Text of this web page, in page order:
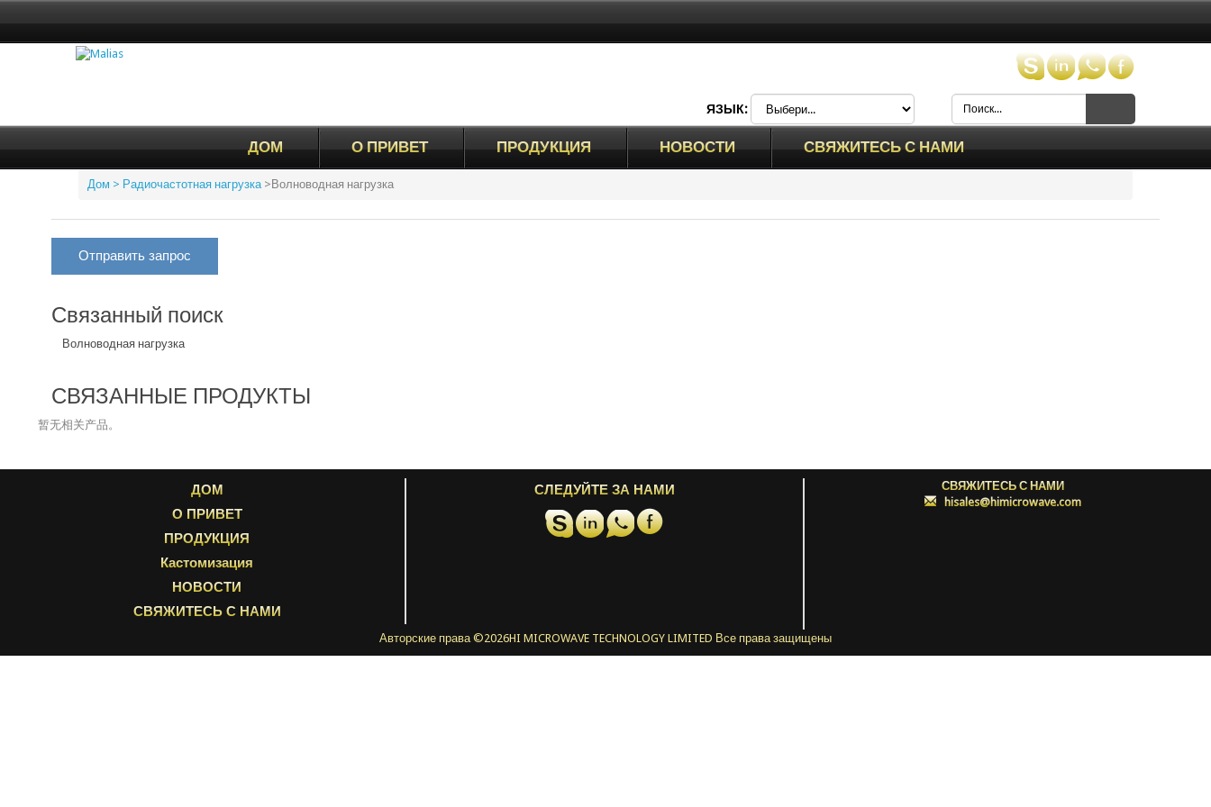
ЯЗЫК:
ДОМ О ПРИВЕТ ПРОДУКЦИЯ НОВОСТИ СВЯЖИТЕСЬ С НАМИ
Дом > Радиочастотная нагрузка > Волноводная нагрузка
Отправить запрос
Связанный поиск
Волноводная нагрузка
СВЯЗАННЫЕ ПРОДУКТЫ
暂无相关产品。
ДОМ
О ПРИВЕТ
ПРОДУКЦИЯ
Кастомизация
НОВОСТИ
СВЯЖИТЕСЬ С НАМИ
СЛЕДУЙТЕ ЗА НАМИ
СВЯЖИТЕСЬ С НАМИ
:hisales@himicrowave.com
Авторские права ©2026HI MICROWAVE TECHNOLOGY LIMITED Все права защищены